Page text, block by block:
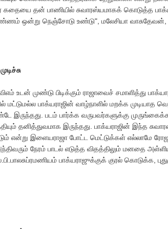
கதையை தன் பாணியில் சுவாரஸ்யமாகக் கொடுத்த
ஒன்று நெஞ்சோடு உண்டு", மலேசியா வாசுதேவன்,
உடன் முண்டு பிடிக்கும் ராஜாவைச் சமாளித்து
மட்டுமல்ல பாக்யராஜின் வாழ்நாளில் மறக்க
இருந்தது. படம் பார்க்க வருபவர்களுக்கு
தனித்துவமாக இருந்தது. பாக்யராஜின் இந்த
என்று இளையராஜா போட்ட மெட்டுக்கள் எல்லாமே
நேரம் பாடல் எடுத்த விதத்திலும் மனதை
பாக்யராஜுக்குக் குரல் கொடுக்க,